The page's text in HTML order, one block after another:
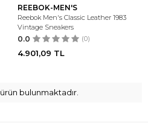
REEBOK-MEN'S
Reebok Men's Classic Leather 1983
Vintage Sneakers
0.0 (0)
4.901,09 TL
ürün bulunmaktadır.